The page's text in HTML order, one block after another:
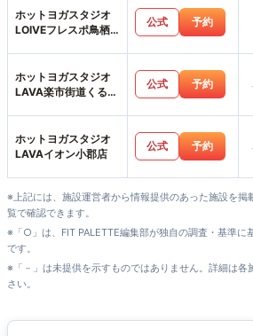
ホットヨガスタジオ
LOIVEフレスポ鳥栖
公式 予約
ホットヨガスタジオ
LAVA楽市街道くるめ
公式 予約
ホットヨガスタジオ
LAVAイオン小郡店
公式 予約
※上記には、施設運営者から情報提供のあった施設を掲
覧で確認できます。
※「○」は、FIT PALETTE編集部が独自の調査・基準に
です。
※「－」は未提供を示すものではありません。詳細は各
さい。